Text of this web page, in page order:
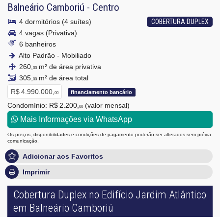
Balneário Camboriú - Centro
COBERTURA DUPLEX
4 dormitórios (4 suítes)
4 vagas (Privativa)
6 banheiros
Alto Padrão - Mobiliado
260, 00m² de área privativa
305, 00m² de área total
R$ 4.990.000, 00 financiamento bancário
Condomínio: R$ 2.200, 00 (valor mensal)
Mais Informações via WhatsApp
Os preços, disponibilidades e condições de pagamento poderão ser alterados sem prévia
comunicação.
Adicionar aos Favoritos
Imprimir
Cobertura Duplex no Edifício Jardim Atlântico
em Balneário Camboriú